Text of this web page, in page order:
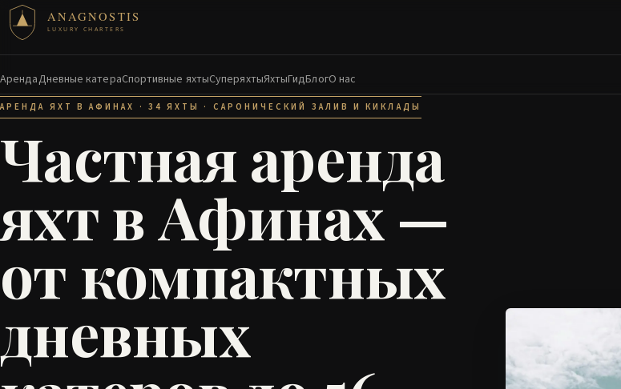
ANAGNOSTIS
LUXURY CHARTERS
АрендаДневные катераСпортивные яхтыСуперяхтыЯхтыГидБлогО нас
АРЕНДА ЯХТ В АФИНАХ · 34 ЯХТЫ · САРОНИЧЕСКИЙ ЗАЛИВ И КИКЛАДЫ
Частная аренда
яхт в Афинах —
от компактных
дневных